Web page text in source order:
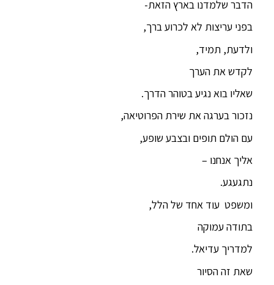
הדבר שלמדנו בארץ הזאת-
בפני עריצות לא לכרוע ברך,
ולדעת, תמיד,
לקדש את הערך
שאליו בוא נגיע בטוהר הדרך.
נזכור בערגה את שירת הפרוטיאה,
עם הולם תופים ובצבע שופע,
אליך אנחנו –
נתגעגע.
ומשפט עוד אחד של הלל,
בתודה עמוקה
למדריך עדיאל.
שאת זה הסיור